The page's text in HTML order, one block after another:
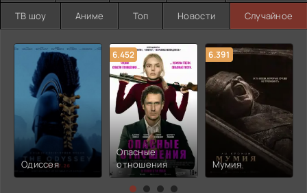
ТВ шоу Аниме Топ Новости Случайное
Одиссея
6.452
Опасные
отношения
6.391
Мумия